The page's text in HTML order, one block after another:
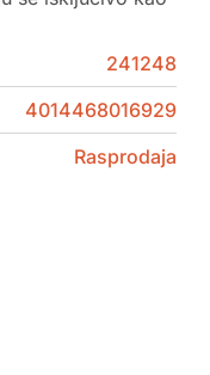
241248
4014468016929
Rasprodaja